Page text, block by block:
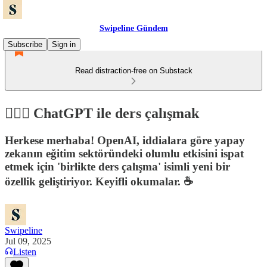
Swipeline Gündem
Subscribe
Sign in
Read distraction-free on Substack
🙇🏻‍♀️ ChatGPT ile ders çalışmak
Herkese merhaba! OpenAI, iddialara göre yapay
zekanın eğitim sektöründeki olumlu etkisini ispat
etmek için 'birlikte ders çalışma' isimli yeni bir
özellik geliştiriyor. Keyifli okumalar. ☕️
Swipeline
Jul 09, 2025
Listen